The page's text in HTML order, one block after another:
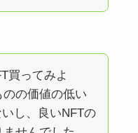
買ってみよ
のの価値の低い
し、良いNFTの